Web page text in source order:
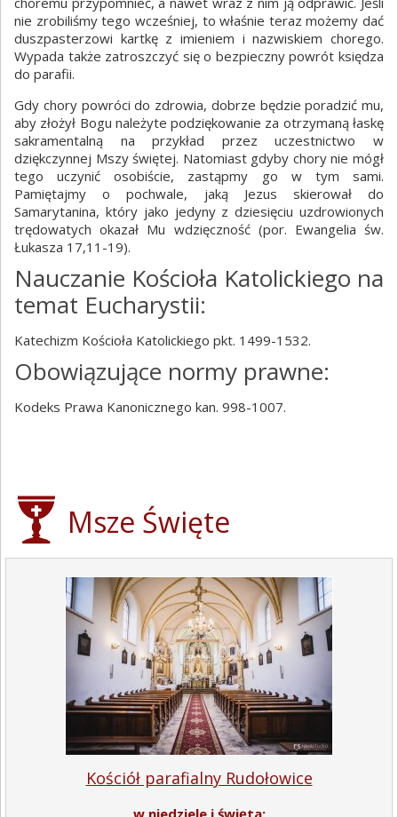
nie zrobiliśmy tego wcześniej, to właśnie teraz możemy dać
duszpasterzowi kartkę z imieniem i nazwiskiem chorego.
Wypada także zatroszczyć się o bezpieczny powrót księdza
do parafii.
Gdy chory powróci do zdrowia, dobrze będzie poradzić mu,
aby złożył Bogu należyte podziękowanie za otrzymaną łaskę
sakramentalną na przykład przez uczestnictwo w
dziękczynnej Mszy świętej. Natomiast gdyby chory nie mógł
tego uczynić osobiście, zastąpmy go w tym sami.
Pamiętajmy o pochwale, jaką Jezus skierował do
Samarytanina, który jako jedyny z dziesięciu uzdrowionych
trędowatych okazał Mu wdzięczność (por. Ewangelia św.
Łukasza 17,11-19).
Nauczanie Kościoła Katolickiego na
temat Eucharystii:
Katechizm Kościoła Katolickiego pkt. 1499-1532.
Obowiązujące normy prawne:
Kodeks Prawa Kanonicznego kan. 998-1007.
Msze Święte
Kościół parafialny Rudołowice
w niedziele i święta: